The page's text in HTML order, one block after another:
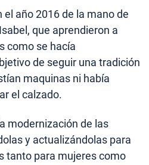
año 2016 de la mano de
que aprendieron a
como se hacía
de seguir una tradición
maquinas ni había
el calzado.
modernización de las
y actualizándolas para
tanto para mujeres como